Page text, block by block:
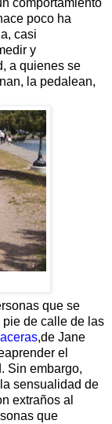
poco ha
casi
y
a quienes se
la pedalean,
que se
de calle de las
,de Jane
el
Sin embargo,
sensualidad de
extraños al
que